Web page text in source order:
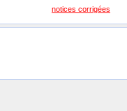
notices corrigées